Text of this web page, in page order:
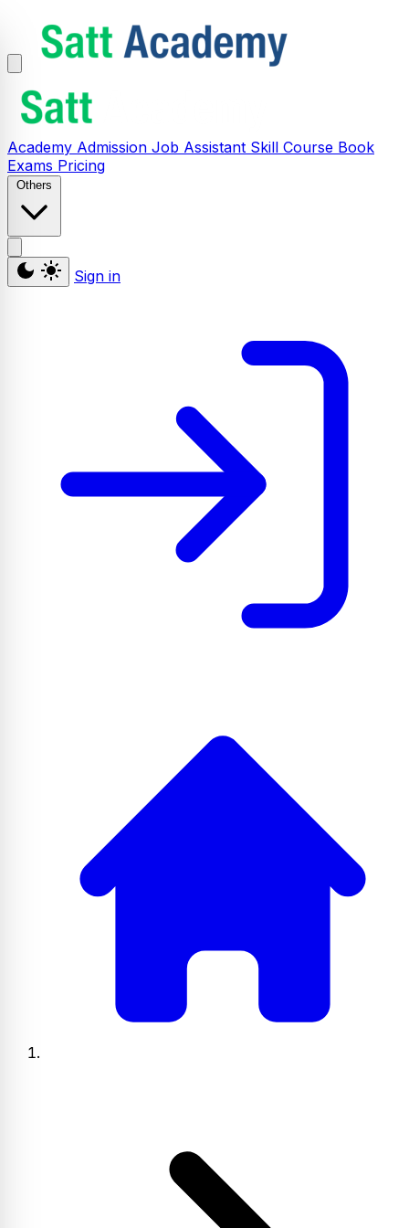
Academy Admission Job Assistant Skill Course Book
Exams Pricing
Others
Sign in